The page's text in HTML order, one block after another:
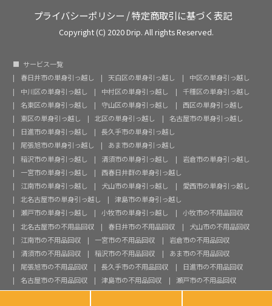
プライバシーポリシー /特定商取引に基づく表記
Copyright (C) 2020 Drip. All rights Reserved.
サービス一覧
春日井市の単身引っ越し
天白区の単身引っ越し
中区の単身引っ越し
中川区の単身引っ越し
中村区の単身引っ越し
千種区の単身引っ越し
名東区の単身引っ越し
守山区の単身引っ越し
西区の単身引っ越し
東区の単身引っ越し
北区の単身引っ越し
名古屋市の単身引っ越し
日進市の単身引っ越し
長久手市の単身引っ越し
尾張旭市の単身引っ越し
あま市の単身引っ越し
稲沢市の単身引っ越し
清須市の単身引っ越し
岩倉市の単身引っ越し
一宮市の単身引っ越し
西春日井群の単身引っ越し
江南市の単身引っ越し
犬山市の単身引っ越し
愛西市の単身引っ越し
北名古屋市の単身引っ越し
津島市の単身引っ越し
瀬戸市の単身引っ越し
小牧市の単身引っ越し
小牧市の不用品回収
北名古屋市の不用品回収
春日井市の不用品回収
犬山市の不用品回収
江南市の不用品回収
一宮市の不用品回収
岩倉市の不用品回収
清須市の不用品回収
稲沢市の不用品回収
あま市の不用品回収
尾張旭市の不用品回収
長久手市の不用品回収
日進市の不用品回収
名古屋市の不用品回収
津島市の不用品回収 瀬戸市の不用品回収